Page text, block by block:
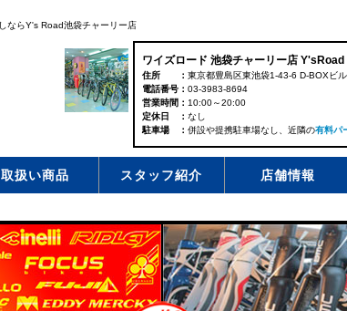
ならY's Road池袋チャーリー店
ワイズロード 池袋チャーリー店
住所
東京都豊島区東池袋1-43-6 D-BOXビル
電話番号
03-3983-8694
営業時間
10:00～20:00
定休日
なし
駐車場
併設や提携駐車場なし、近隣の有料パ
取扱い商品 スタッフ紹介 店舗情報